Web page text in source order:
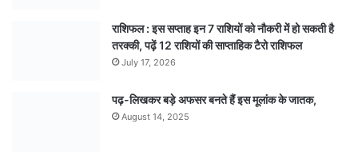
राशिफल : इस सप्ताह इन 7 राशियों को नौकरी में हो सकती है
तरक्की, पढ़ें 12 राशियों की साप्ताहिक टैरो राशिफल
July 17, 2026
पढ़-लिखकर बड़े अफसर बनते हैं इस मूलांक के जातक,
August 14, 2025